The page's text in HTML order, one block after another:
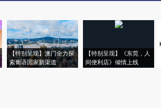
【特别呈现】澳门全力探
索葡语国家新渠道
【特别呈现】《东莞，人
间便利店》倾情上线